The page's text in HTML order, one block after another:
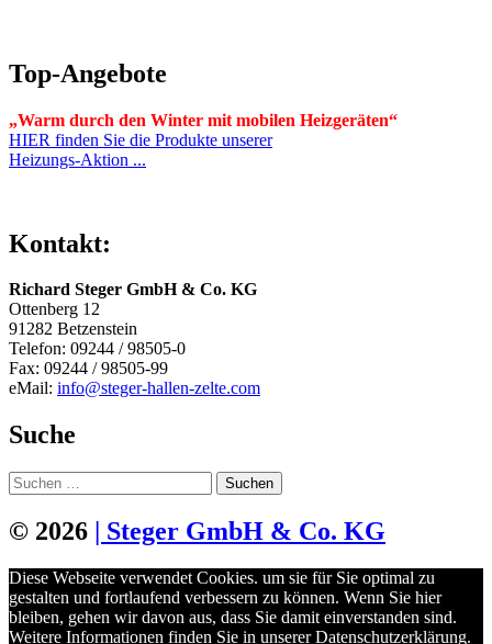
Top-Angebote
„Warm durch den Winter mit mobilen Heizgeräten“
HIER finden Sie die Produkte unserer
Heizungs-Aktion ...
Kontakt:
Richard Steger GmbH & Co. KG
Ottenberg 12
91282 Betzenstein
Telefon: 09244 / 98505-0
Fax: 09244 / 98505-99
eMail: info@steger-hallen-zelte.com
Suche
Suchen
nach:
© 2026 | Steger GmbH & Co. KG
Diese Webseite verwendet Cookies. um sie für Sie optimal zu
gestalten und fortlaufend verbessern zu können. Wenn Sie hier
bleiben, gehen wir davon aus, dass Sie damit einverstanden sind.
Weitere Informationen finden Sie in unserer Datenschutzerklärung.